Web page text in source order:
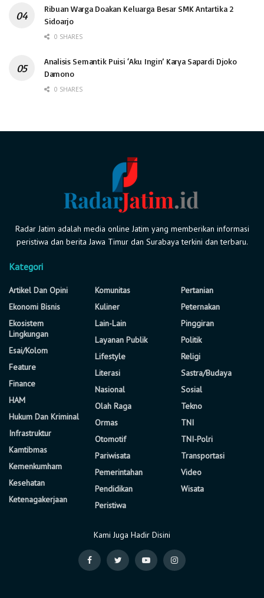
Ribuan Warga Doakan Keluarga Besar SMK Antartika 2
Sidoarjo
0 SHARES
Analisis Semantik Puisi ‘Aku Ingin’ Karya Sapardi Djoko
Damono
0 SHARES
Radar Jatim adalah media online Jatim yang memberikan informasi
peristiwa dan berita Jawa Timur dan Surabaya terkini dan terbaru.
Kategori
Artikel Dan Opini
Ekonomi Bisnis
Ekosistem
Lingkungan
Esai/Kolom
Feature
Finance
HAM
Hukum Dan Kriminal
Infrastruktur
Kamtibmas
Kemenkumham
Kesehatan
Ketenagakerjaan
Komunitas
Kuliner
Lain-Lain
Layanan Publik
Lifestyle
Literasi
Nasional
Olah Raga
Ormas
Otomotif
Pariwisata
Pemerintahan
Pendidikan
Peristiwa
Pertanian
Peternakan
Pinggiran
Politik
Religi
Sastra/Budaya
Sosial
Tekno
TNI
TNI-Polri
Transportasi
Video
Wisata
Kami Juga Hadir Disini